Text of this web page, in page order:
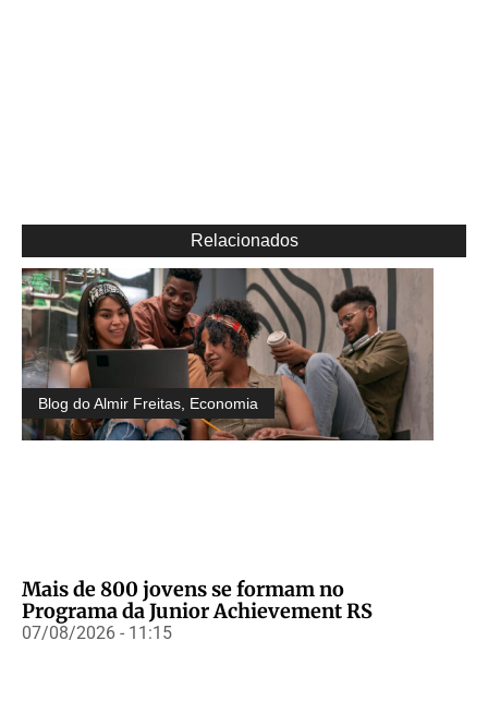
Relacionados
Blog do Almir Freitas Economia
Mais de 800 jovens se formam no
Programa da Junior Achievement RS
07/08/2026 - 11:15